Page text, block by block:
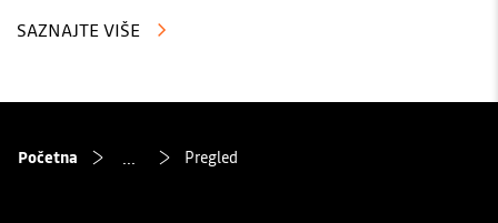
SAZNAJTE VIŠE